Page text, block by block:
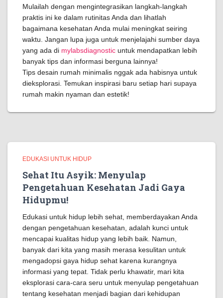
Mulailah dengan mengintegrasikan langkah-langkah
praktis ini ke dalam rutinitas Anda dan lihatlah
bagaimana kesehatan Anda mulai meningkat seiring
waktu. Jangan lupa juga untuk menjelajahi sumber daya
yang ada di mylabsdiagnostic untuk mendapatkan lebih
banyak tips dan informasi berguna lainnya!
Tips desain rumah minimalis nggak ada habisnya untuk
dieksplorasi. Temukan inspirasi baru setiap hari supaya
rumah makin nyaman dan estetik!
EDUKASI UNTUK HIDUP
Sehat Itu Asyik: Menyulap
Pengetahuan Kesehatan Jadi Gaya
Hidupmu!
Edukasi untuk hidup lebih sehat, memberdayakan Anda
dengan pengetahuan kesehatan, adalah kunci untuk
mencapai kualitas hidup yang lebih baik. Namun,
banyak dari kita yang masih merasa kesulitan untuk
mengadopsi gaya hidup sehat karena kurangnya
informasi yang tepat. Tidak perlu khawatir, mari kita
eksplorasi cara-cara seru untuk menyulap pengetahuan
tentang kesehatan menjadi bagian dari kehidupan